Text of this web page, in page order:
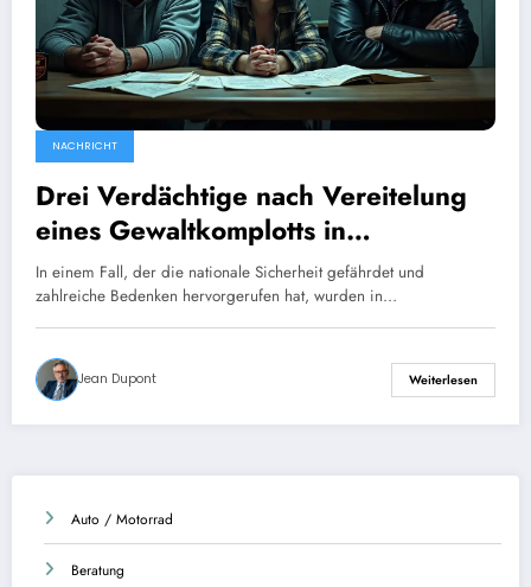
NACHRICHT
Drei Verdächtige nach Vereitelung
eines Gewaltkomplotts in
Nordfrankreich in Haft
In einem Fall, der die nationale Sicherheit gefährdet und
zahlreiche Bedenken hervorgerufen hat, wurden in…
Jean Dupont Weiterlesen
Auto / Motorrad
Beratung